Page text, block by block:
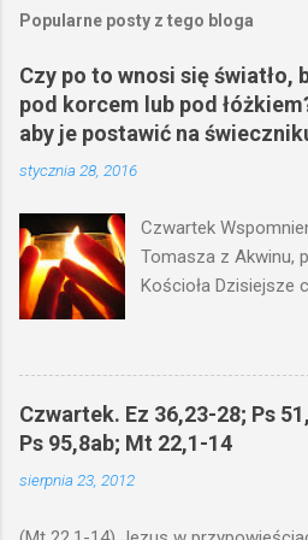
Popularne posty z tego bloga
Czy po to wnosi się światło,
pod korcem lub pod
aby je postawić na
stycznia 28, 2016
Czwartek
Tomasza z Akwinu,
Kościoła Dzisiejsze
(Mk 4,21-25) Jezus
wnosi się światło,
lub pod łóżkiem?
na świeczniku? Nie
by nie miało wyjść
Czwartek. Ez 36,23-28; Ps
Ps 95,8ab; Mt 22,1-14
sierpnia 23, 2012